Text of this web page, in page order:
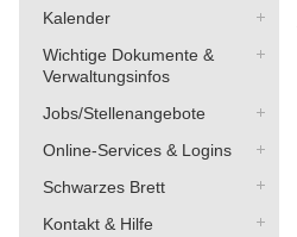
Kalender
Wichtige Dokumente &
Verwaltungsinfos
Jobs/Stellenangebote
Online-Services & Logins
Schwarzes Brett
Kontakt & Hilfe